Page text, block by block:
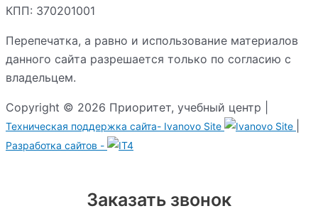
КПП: 370201001
Перепечатка, а равно и использование материалов
данного сайта разрешается только по согласию с
владельцем.
Copyright © 2026 Приоритет, учебный центр |
Техническая поддержка сайта- Ivanovo Site
Разработка сайтов -
Заказать звонок